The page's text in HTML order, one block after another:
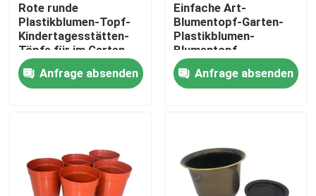
Zu Hause
Über uns
Rote runde
Plastikblumen-Topf-
Kindertagesstätten-
Töpfe für im Garten
arbeiten ein Topf
Anfrage absenden
Einfache Art-
Blumentopf-Garten-
Plastikblumen-
Blumentopf-
mehrfache Größen-
Kindertagesstätten-
Topf im Freien
Anfrage absenden